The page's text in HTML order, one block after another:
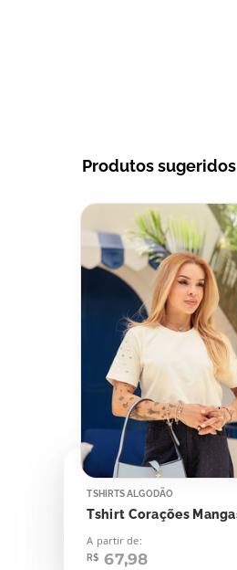
Produtos sugeridos
TSHIRTS ALGODÃO
A partir de:
R$ 67,98